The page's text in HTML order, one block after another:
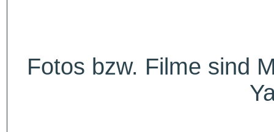
Fotos bzw. Filme sind